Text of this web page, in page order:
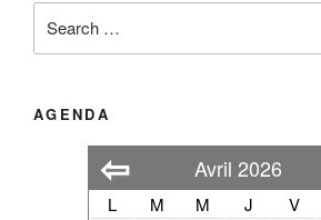
for:
AGENDA
⇦ Avril 2026
L M M J V